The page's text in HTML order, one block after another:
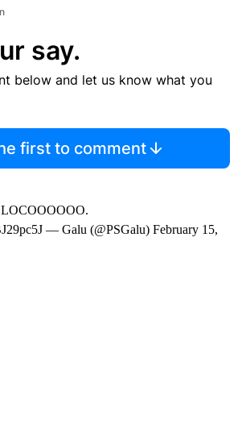
say.
below and let us know what you
first to comment
— Galu (@PSGalu) February 15,